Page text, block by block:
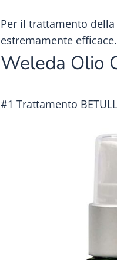
Per il trattamento
estremamente efficace.
Weleda Olio
#1 Trattamento